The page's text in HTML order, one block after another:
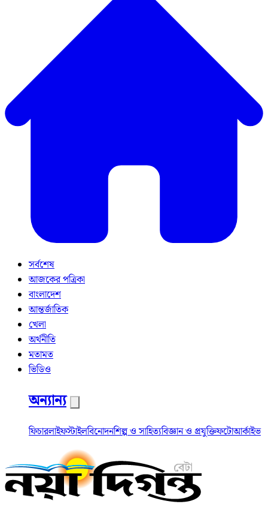
সর্বশেষ
আজকের পত্রিকা
বাংলাদেশ
আন্তর্জাতিক
খেলা
অর্থনীতি
মতামত
ভিডিও
অন্যান্য
ফিচারলাইফস্টাইলবিনোদনশিল্প ও সাহিত্যবিজ্ঞান ও প্রযুক্তিফটোআর্কাইভ